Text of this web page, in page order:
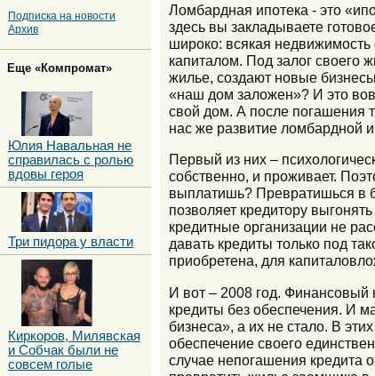
Ломбардная ипотека - это
здесь вы закладываете
широко: всякая недвижимость
капиталом. Под залог своего
жилье, создают новые
«наш дом заложен»? И это
свой дом. А после погашения
нас же развитие ломбардной
Первый из них –
собственно, и проживает.
выплатишь? Превратишься в
позволяет кредитору
кредитные организации не
давать кредиты только под
приобретена, для
И вот – 2008 год. Финансовый
кредиты без обеспечения. И
бизнеса», а их не стало. В
обеспечение своего
случае непогашения кредита
Подписка на новости
Архив
Еще «Компромат»
Юлия Навальная не
справилась с ролью
вдовы героя
Три пидора у власти
Киркоров, Милявская
и Собчак были не
совсем голые